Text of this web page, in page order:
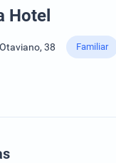
Hotel
38 Familiar